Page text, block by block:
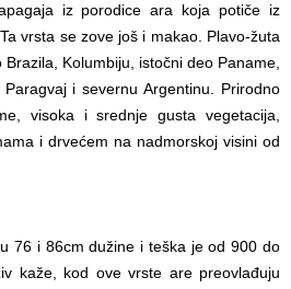
iz porodice ara koja potiče iz
vrsta se zove još i makao. Plavo-žuta
Kolumbiju, istočni deo Paname,
i severnu Argentinu. Prirodno
visoka i srednje gusta vegetacija,
i drvećem na nadmorskoj visini od
76 i 86cm dužine i teška je od 900 do
kaže, kod ove vrste are preovlađuju